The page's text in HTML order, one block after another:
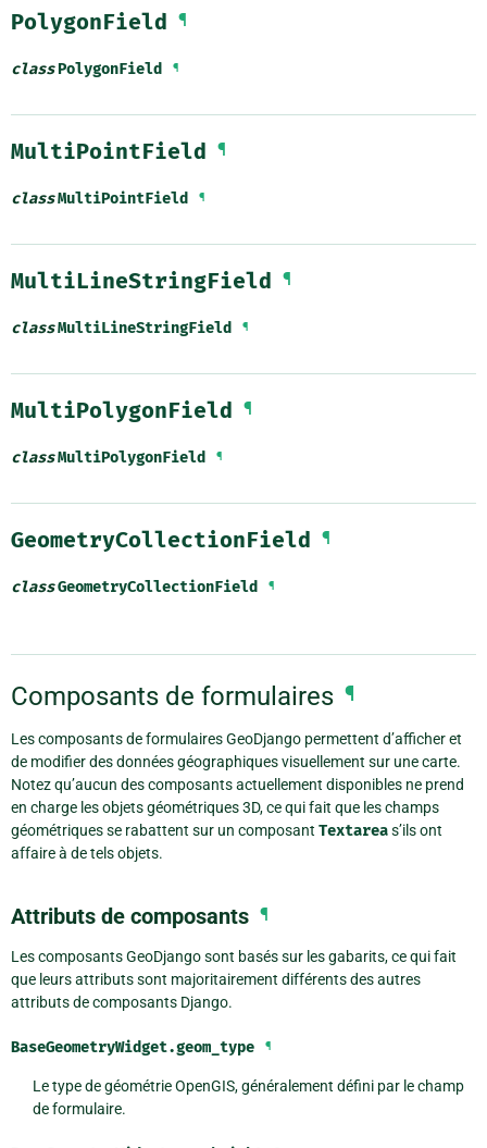
PolygonField ¶
classPolygonField ¶
MultiPointField ¶
classMultiPointField ¶
MultiLineStringField ¶
classMultiLineStringField ¶
MultiPolygonField ¶
classMultiPolygonField ¶
GeometryCollectionField ¶
classGeometryCollectionField ¶
Composants de formulaires ¶
Les composants de formulaires GeoDjango permettent d’afficher et
de modifier des données géographiques visuellement sur une carte.
Notez qu’aucun des composants actuellement disponibles ne prend
en charge les objets géométriques 3D, ce qui fait que les champs
géométriques se rabattent sur un composant Textareas’ils ont
affaire à de tels objets.
Attributs de composants ¶
Les composants GeoDjango sont basés sur les gabarits, ce qui fait
que leurs attributs sont majoritairement différents des autres
attributs de composants Django.
BaseGeometryWidget.geom_type ¶
Le type de géométrie OpenGIS, généralement défini par le champ
de formulaire.